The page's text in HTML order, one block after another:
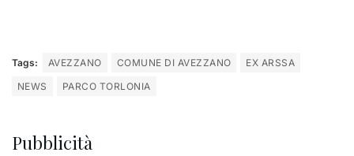
Tags: AVEZZANO COMUNE DI AVEZZANO
EX ARSSA
NEWS
PARCO TORLONIA
Pubblicità